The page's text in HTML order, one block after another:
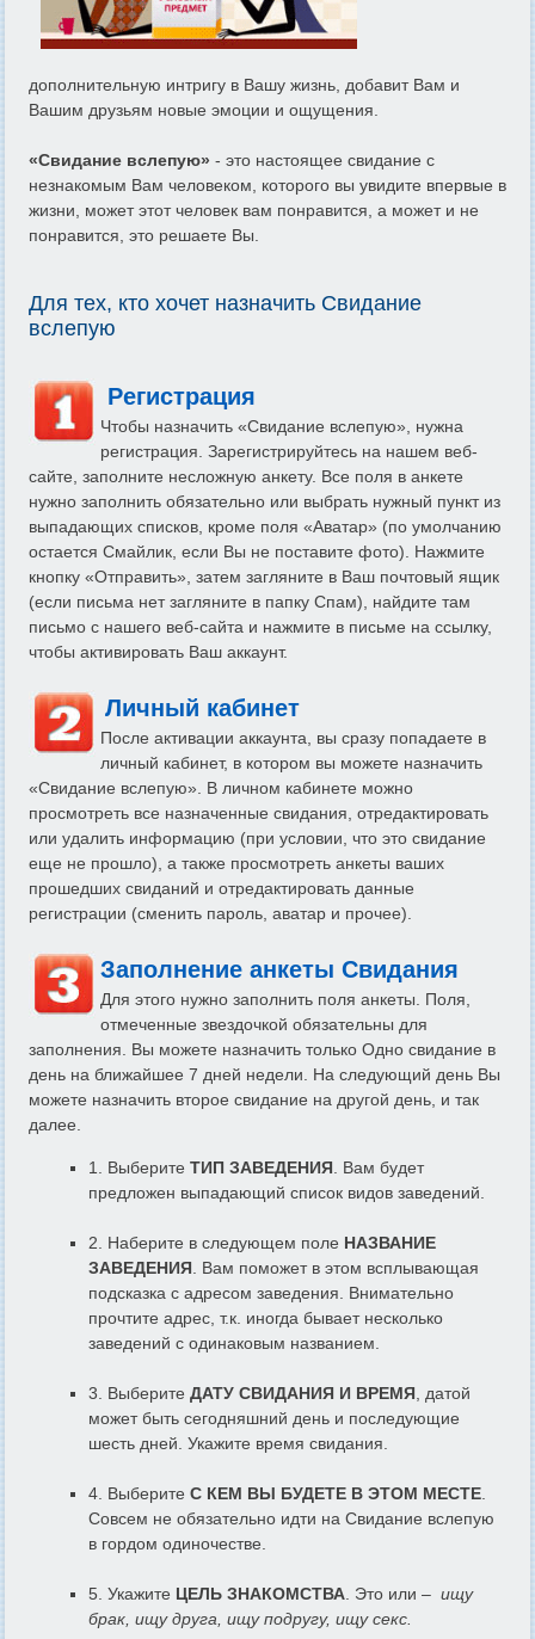
дополнительную интригу в Вашу жизнь, добавит Вам и
Вашим друзьям новые эмоции и ощущения.
«Свидание вслепую» - это настоящее свидание с
незнакомым Вам человеком, которого вы увидите впервые в
жизни, может этот человек вам понравится, а может и не
понравится, это решаете Вы.
Для тех, кто хочет назначить Свидание
вслепую
Регистрация
Чтобы назначить «Свидание вслепую», нужна
регистрация. Зарегистрируйтесь на нашем веб-
сайте, заполните несложную анкету. Все поля в анкете
нужно заполнить обязательно или выбрать нужный пункт из
выпадающих списков, кроме поля «Аватар» (по умолчанию
остается Смайлик, если Вы не поставите фото). Нажмите
кнопку «Отправить», затем загляните в Ваш почтовый ящик
(если письма нет загляните в папку Спам), найдите там
письмо с нашего веб-сайта и нажмите в письме на ссылку,
чтобы активировать Ваш аккаунт.
Личный кабинет
После активации аккаунта, вы сразу попадаете в
личный кабинет, в котором вы можете назначить
«Свидание вслепую». В личном кабинете можно
просмотреть все назначенные свидания, отредактировать
или удалить информацию (при условии, что это свидание
еще не прошло), а также просмотреть анкеты ваших
прошедших свиданий и отредактировать данные
регистрации (сменить пароль, аватар и прочее).
Заполнение анкеты Свидания
Для этого нужно заполнить поля анкеты. Поля,
отмеченные звездочкой обязательны для
заполнения. Вы можете назначить только Одно свидание в
день на ближайшее 7 дней недели. На следующий день Вы
можете назначить второе свидание на другой день, и так
далее.
1. Выберите ТИП ЗАВЕДЕНИЯ. Вам будет
предложен выпадающий список видов заведений.
2. Наберите в следующем поле НАЗВАНИЕ
ЗАВЕДЕНИЯ. Вам поможет в этом всплывающая
подсказка с адресом заведения. Внимательно
прочтите адрес, т.к. иногда бывает несколько
заведений с одинаковым названием.
3. Выберите ДАТУ СВИДАНИЯ И ВРЕМЯ, датой
может быть сегодняшний день и последующие
шесть дней. Укажите время свидания.
4. Выберите С КЕМ ВЫ БУДЕТЕ В ЭТОМ МЕСТЕ.
Совсем не обязательно идти на Свидание вслепую
в гордом одиночестве.
5. Укажите ЦЕЛЬ ЗНАКОМСТВА. Это или – ищу
брак, ищу друга, ищу подругу, ищу секс.